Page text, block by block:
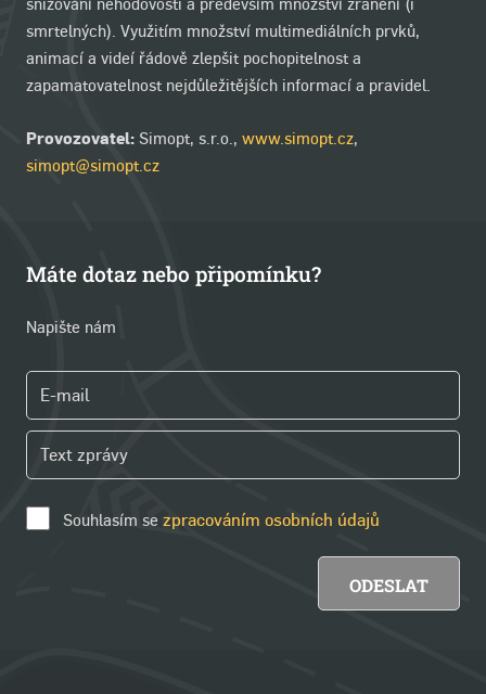
smrtelných). Využitím množství multimediálních prvků,
animací a videí řádově zlepšit pochopitelnost a
zapamatovatelnost nejdůležitějších informací a pravidel.
Provozovatel: Simopt, s.r.o., www.simopt.cz
simopt@simopt.cz
Máte dotaz nebo připomínku?
Napište nám
Souhlasím se zpracováním osobních údajů